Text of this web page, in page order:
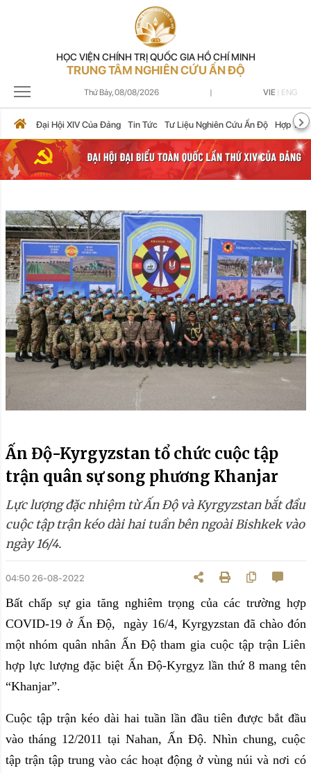
HỌC VIỆN CHÍNH TRỊ QUỐC GIA HỒ CHÍ MINH
TRUNG TÂM NGHIÊN CỨU ẤN ĐỘ
Thứ Bảy,08/08/2026 | VIE ENG
Đại Hội XIV Của Đảng Tin Tức Tư Liệu Nghiên Cứu Ấn Độ Hợp Tác
Ấn Độ-Kyrgyzstan tổ chức cuộc tập
trận quân sự song phương Khanjar
Lực lượng đặc nhiệm từ Ấn Độ và Kyrgyzstan bắt đầu
cuộc tập trận kéo dài hai tuần bên ngoài Bishkek vào
ngày 16/4.
04:50 26-08-2022
Bất chấp sự gia tăng nghiêm trọng của các trường hợp
COVID-19 ở Ấn Độ, ngày 16/4, Kyrgyzstan đã chào đón
một nhóm quân nhân Ấn Độ tham gia cuộc tập trận Liên
hợp lực lượng đặc biệt Ấn Độ-Kyrgyz lần thứ 8 mang tên
“Khanjar”.
Cuộc tập trận kéo dài hai tuần lần đầu tiên được bắt đầu
vào tháng 12/2011 tại Nahan, Ấn Độ. Nhìn chung, cuộc
tập trận tập trung vào các hoạt động ở vùng núi và nơi có